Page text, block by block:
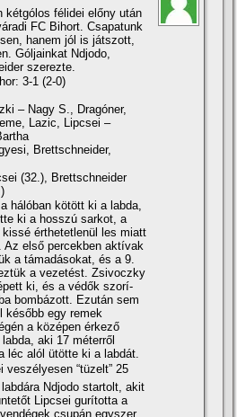
kétgólos félidei előny után
FC Bihort. Csapatunk
hanem jól is játszott,
Góljainkat Ndjodo,
szerezte.
3-1 (2-0)
– Nagy S., Dragóner,
Lazic, Lipcsei –
Brettschneider,
(32.), Brettschneider
hálóban kötött ki a labda,
ki a hosszú sarkot, a
érthetetlenül les miatt
Az első percekben aktí­vak
a támadásokat, és a 9.
a vezetést. Zsivoczky
ki, és a védők szorí­
bombázott. Ezután sem
később egy remek
a középen érkező
aki 17 méterről
léc alól ütötte ki a labdát.
“tüzelt” 25
Ndjodo startolt, akit
Lipcsei gurí­totta a
csupán egyszer